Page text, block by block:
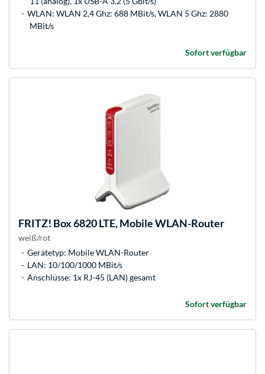
WLAN: WLAN 2,4 Ghz: 688 MBit/s, WLAN 5 Ghz: 2880
MBit/s
Sofort verfügbar
FRITZ! Box 6820 LTE, Mobile WLAN-Router
weiß/rot
Gerätetyp: Mobile WLAN-Router
LAN: 10/100/1000 MBit/s
Anschlüsse: 1x RJ-45 (LAN) gesamt
Sofort verfügbar